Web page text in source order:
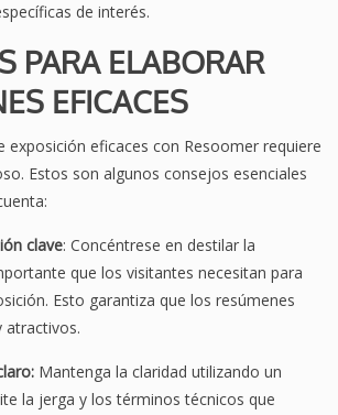
de interés.
PARA ELABORAR
EFICACES
exposición eficaces con Resoomer requiere
Estos son algunos consejos esenciales
clave: Concéntrese en destilar la
que los visitantes necesitan para
Esto garantiza que los resúmenes
atractivos.
Mantenga la claridad utilizando un
la jerga y los términos técnicos que